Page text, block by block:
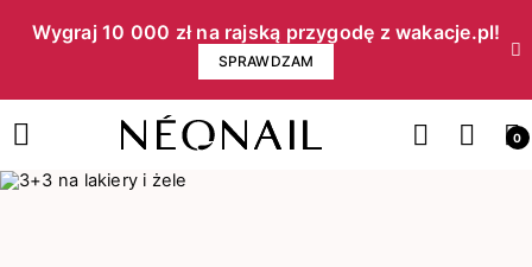
Wygraj 10 000 zł na rajską przygodę z wakacje.pl!​
SPRAWDZAM
0